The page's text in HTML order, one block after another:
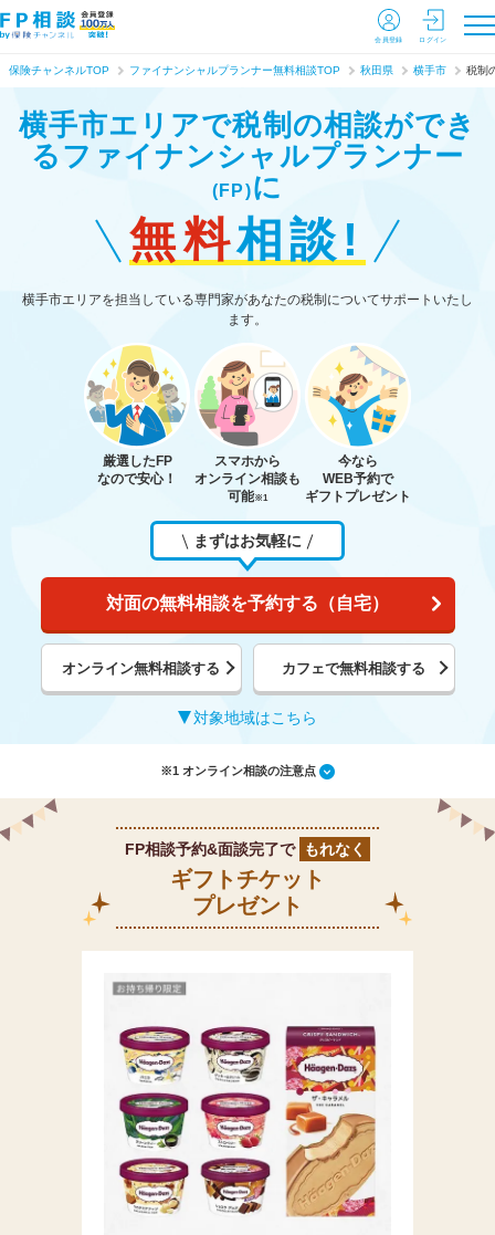
会員登録 ログイン
保険チャンネルTOP ファイナンシャルプランナー無料相談TOP 秋田県 横手市 税制
横手市エリアで税制の相談ができ
る ファイナンシャルプランナー
(FP)に
無料相談!
横手市エリアを担当している専門家があなたの税制についてサポートいたし
ます。
厳選したFP
なので安心！
スマホから
オンライン相談も
可能※1
今なら
WEB予約で
ギフトプレゼント
まずはお気軽に
対面の無料相談を予約する（自宅）
オンライン無料相談する カフェで無料相談する
対象地域はこちら
※1 オンライン相談の注意点
FP相談予約&面談完了で もれなく
ギフトチケット
プレゼント